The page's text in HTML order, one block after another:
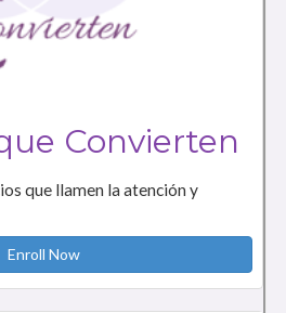
Convierten
que llamen la atención y
Enroll Now